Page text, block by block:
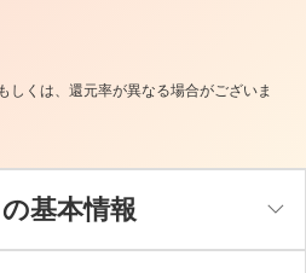
しくは、還元率が異なる場合がございま
基本情報